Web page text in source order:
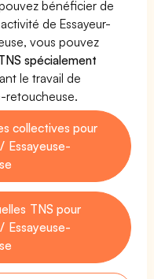
bénéficier de
de Essayeur-
vous pouvez
spécialement
le travail de
retoucheuse.
collectives pour
Essayeuse-
TNS pour
Essayeuse-